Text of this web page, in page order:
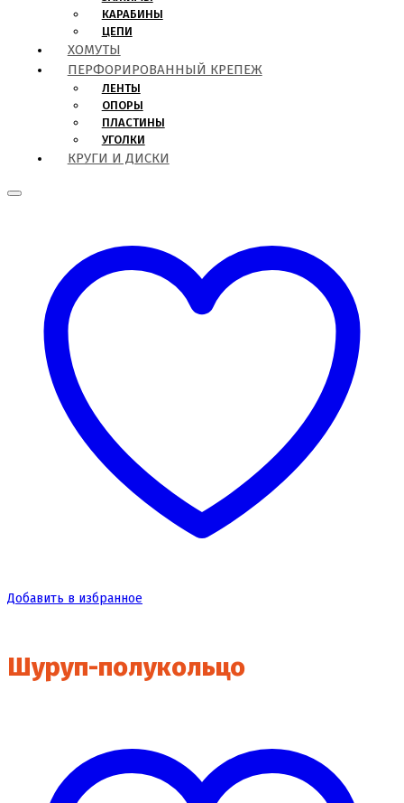
КАРАБИНЫ
ЦЕПИ
ХОМУТЫ
ПЕРФОРИРОВАННЫЙ КРЕПЕЖ
ЛЕНТЫ
ОПОРЫ
ПЛАСТИНЫ
УГОЛКИ
КРУГИ И ДИСКИ
Добавить в избранное
Шуруп-полукольцо